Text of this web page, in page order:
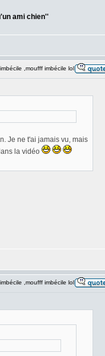
ami chien''
,moufff imbécile lol
Je ne t'ai jamais vu, mais
la vidéo
,moufff imbécile lol